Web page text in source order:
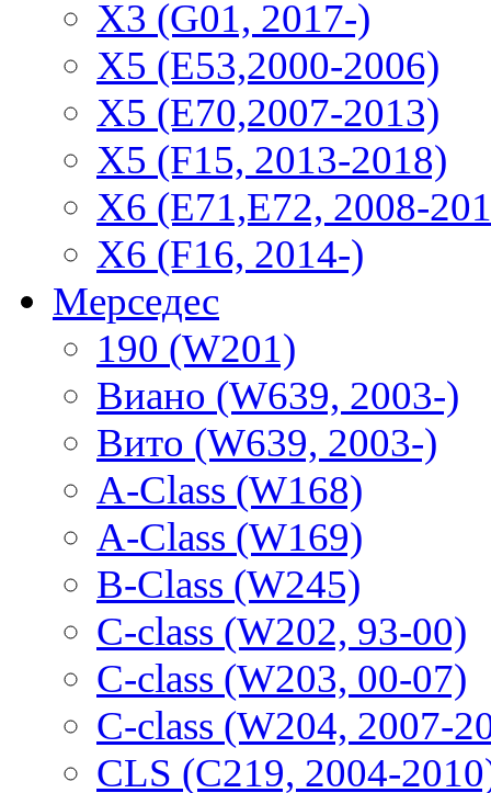
X3 (G01, 2017-)
X5 (E53,2000-2006)
X5 (E70,2007-2013)
X5 (F15, 2013-2018)
X6 (E71,E72, 2008-
X6 (F16, 2014-)
Мерседес
190 (W201)
Виано (W639, 2003-)
Вито (W639, 2003-)
A-Class (W168)
A-Class (W169)
B-Class (W245)
C-class (W202, 93-00)
C-class (W203, 00-07)
C-class (W204, 2007-
CLS (C219, 2004-